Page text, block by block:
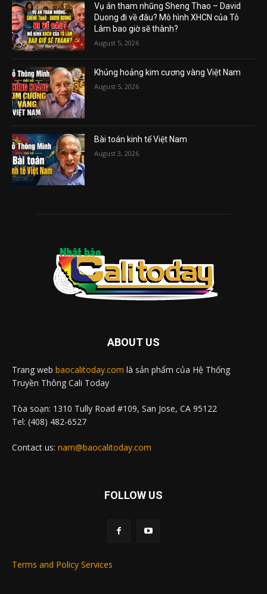
Vụ án tham nhũng Sheng Thao – David
Duong đi về đâu? Mô hình XHCN của Tô
Lâm bao giờ sẽ thành?
August 5, 2026
Khủng hoảng kim cương vàng Việt Nam
August 5, 2026
Bài toán kinh tế Việt Nam
August 3, 2026
ABOUT US
Trang web baocalitoday.com là sản phẩm của Hệ Thống
Truyền Thông Cali Today
Tòa soạn: 1310 Tully Road #109, San Jose, CA 95122
Tel: (408) 482-6527
Contact us: nam@baocalitoday.com
FOLLOW US
Terms and Policy Services